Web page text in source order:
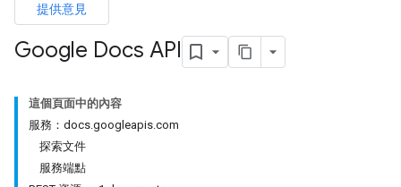
提供意見
Google Docs API
這個頁面中的內容
服務：docs.googleapis.com
探索文件
服務端點